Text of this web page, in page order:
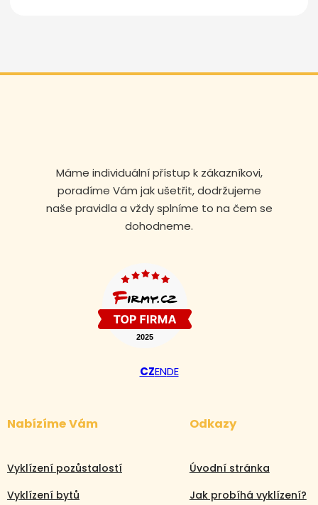
Máme individuální přístup k zákazníkovi,
poradíme Vám jak ušetřit, dodržujeme
naše pravidla a vždy splníme to na čem se
dohodneme.
CZENDE
Nabízíme Vám
Vyklízení pozůstalostí
Vyklízení bytů
Odkazy
Úvodní stránka
Jak probíhá vyklízení?